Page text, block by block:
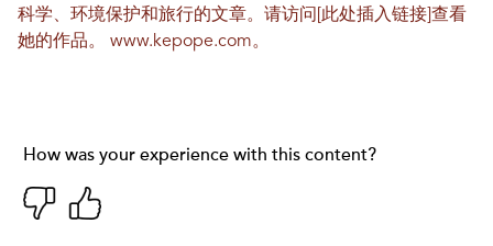
科学、环境保护和旅行的文章。请访问[此处插入链接]查看
她的作品。 www.kepope.com。